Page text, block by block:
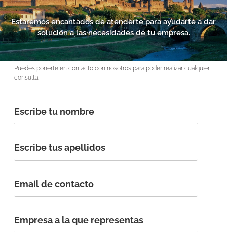
Estaremos encantados de atenderte para ayudarte a dar
solución a las necesidades de tu empresa.
Puedes ponerte en contacto con nosotros para poder realizar cualquier
consulta.